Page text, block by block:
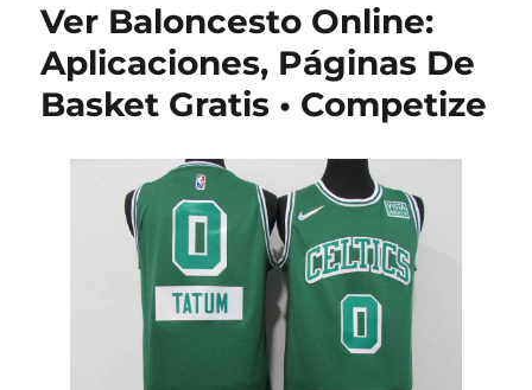
Ver Baloncesto Online:
Aplicaciones, Páginas De
Basket Gratis • Competize